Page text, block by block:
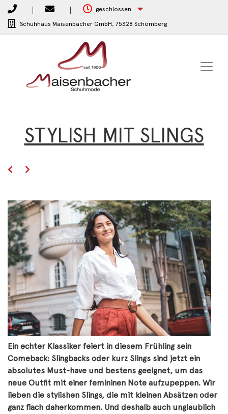
geschlossen
Schuhhaus Maisenbacher GmbH, 75328 Schömberg
STYLISH MIT SLINGS
Ein echter Klassiker feiert in diesem Frühling sein
Comeback: Slingbacks oder kurz Slings sind jetzt ein
absolutes Must-have und bestens geeignet, um das
neue Outfit mit einer femininen Note aufzupeppen. Wir
lieben die stylishen Slings, die mit kleinen Absätzen oder
ganz flach daherkommen. Und deshalb auch unglaublich